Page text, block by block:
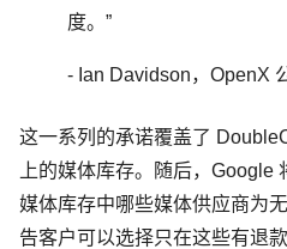
度。”
- Ian Davidson，OpenX
这一系列的承诺覆盖了
上的媒体库存。随后，Google
媒体库存中哪些媒体供应商为
告客户可以选择只在这些有退